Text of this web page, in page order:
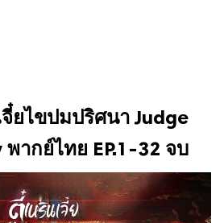
ยไขปมปริศนา Judge
พากย์ไทย EP.1-32 จบ